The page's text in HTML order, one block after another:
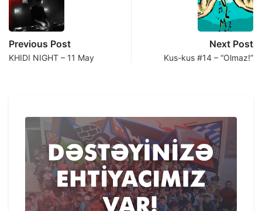
Previous Post
KHIDI NIGHT – 11 May
Next Post
Kus-kus #14 – “Olmaz!”